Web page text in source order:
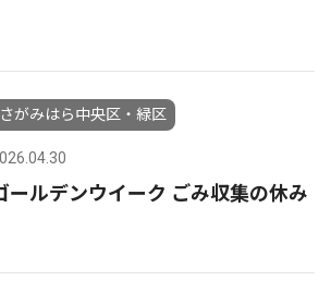
さがみはら中央区・緑区
ールデンウイーク ごみ収集の休み